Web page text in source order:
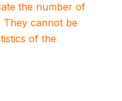
the number of
They cannot be
of the